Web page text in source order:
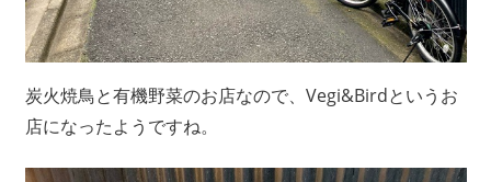
炭火焼鳥と有機野菜のお店なので、Vegi&Birdというお
店になったようですね。